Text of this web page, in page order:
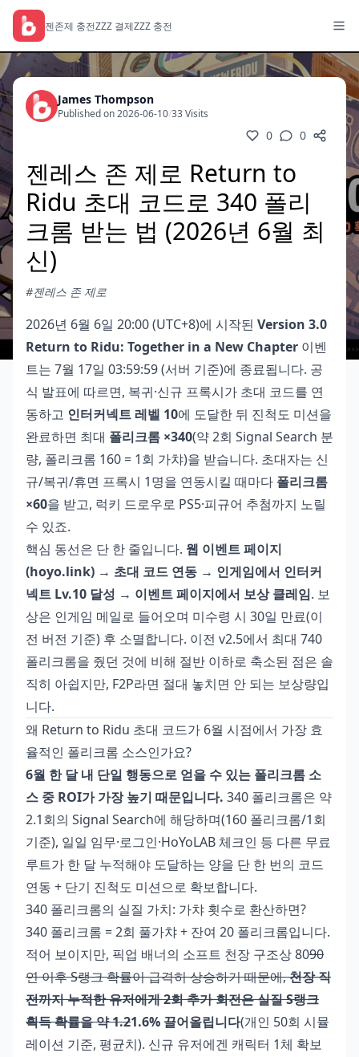
젠존제 충전ZZZ 결제ZZZ 충전
James Thompson
Published on 2026-06-10/33 Visits
0 0
젠레스 존 제로 Return to
Ridu 초대 코드로 340 폴리
크롬 받는 법 (2026년 6월 최
신)
#젠레스 존 제로
2026년 6월 6일 20:00 (UTC+8)에 시작된 Version 3.0
Return to Ridu: Together in a New Chapter 이벤
트는 7월 17일 03:59:59 (서버 기준)에 종료됩니다. 공
식 발표에 따르면, 복귀·신규 프록시가 초대 코드를 연
동하고 인터커넥트 레벨 10에 도달한 뒤 진척도 미션을
완료하면 최대 폴리크롬 ×340(약 2회 Signal Search 분
량, 폴리크롬 160 = 1회 가챠)을 받습니다. 초대자는 신
규/복귀/휴면 프록시 1명을 연동시킬 때마다 폴리크롬
×60을 받고, 럭키 드로우로 PS5·피규어 추첨까지 노릴
수 있죠.
핵심 동선은 단 한 줄입니다. 웹 이벤트 페이지
(hoyo.link) → 초대 코드 연동 → 인게임에서 인터커
넥트 Lv.10 달성 → 이벤트 페이지에서 보상 클레임. 보
상은 인게임 메일로 들어오며 미수령 시 30일 만료(이
전 버전 기준) 후 소멸합니다. 이전 v2.5에서 최대 740
폴리크롬을 줬던 것에 비해 절반 이하로 축소된 점은 솔
직히 아쉽지만, F2P라면 절대 놓치면 안 되는 보상량입
니다.
왜 Return to Ridu 초대 코드가 6월 시점에서 가장 효
율적인 폴리크롬 소스인가요?
6월 한 달 내 단일 행동으로 얻을 수 있는 폴리크롬 소
스 중 ROI가 가장 높기 때문입니다. 340 폴리크롬은 약
2.1회의 Signal Search에 해당하며(160 폴리크롬/1회
기준), 일일 임무·로그인·HoYoLAB 체크인 등 다른 무료
루트가 한 달 누적해야 도달하는 양을 단 한 번의 코드
연동 + 단기 진척도 미션으로 확보합니다.
340 폴리크롬의 실질 가치: 가챠 횟수로 환산하면?
340 폴리크롬 = 2회 풀가챠 + 잔여 20 폴리크롬입니다.
적어 보이지만, 픽업 배너의 소프트 천장 구조상 8090
연 이후 S랭크 확률이 급격히 상승하기 때문에,천장 직
전까지 누적한 유저에게 2회 추가 회전은 실질 S랭크
획득 확률을 약 1.21.6% 끌어올립니다(개인 50회 시뮬
레이션 기준, 평균치). 신규 유저에겐 캐릭터 1체 확보